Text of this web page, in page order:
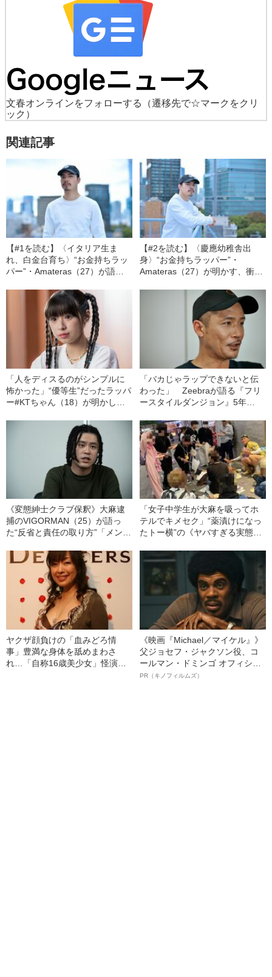
文春オンラインをフォローする
（遷移先で☆マークをクリ
ック）
関連記事
【#1を読む】〈イタリア生ま
れ、白金台育ち〉“お金持ちラッ
パー”・Amateras（27）が語
時代「給食はホテルオークラの
バイキング」
【#2を読む】〈慶應幼稚舎出
身〉“お金持ちラッパー”・
Amateras（27）が明かす、衝撃
万円、服はグッチで買ってい
「人をディスるのがシンプルに
怖かった」“優等生”だったラッパ
ー#KTちゃん（18）が明かし
「バカじゃラップできないと伝
わった」 Zeebraが語る『フリ
ースタイルダンジョン』5年
《変態紳士クラブ保釈》大麻逮
捕のVIGORMAN（25）が語っ
た“反省と責任の取り方”「メンバ
らは『もう音楽頑張るしかない
んやから』と…」
「女子中学生が大麻を吸ってホ
テルでキメセク」“薬漬けになっ
たトー横”の《ヤバすぎる実態》
分の子が）どうか逮捕されて欲
しい」《“トー横キッズ”42人を
一斉補導》
ヤクザ顔負けの「血みどろ情
事」豊満な身体を舐めまわさ
れ…「自称16歳美少女」怪演
《映画『Michael／マイケル』》
父ジョセフ・ジャクソン役、コ
ールマン・ドミンゴ オフィシャ
ルインタビュー“観客を魅了した
PR（キノフィルムズ）